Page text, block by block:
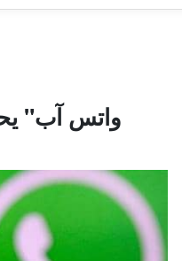
"واتس آب"